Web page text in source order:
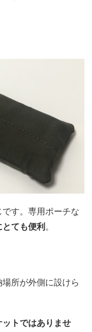
す。専用ポーチな
ても便利 。
所が外側に設けら
トではありませ